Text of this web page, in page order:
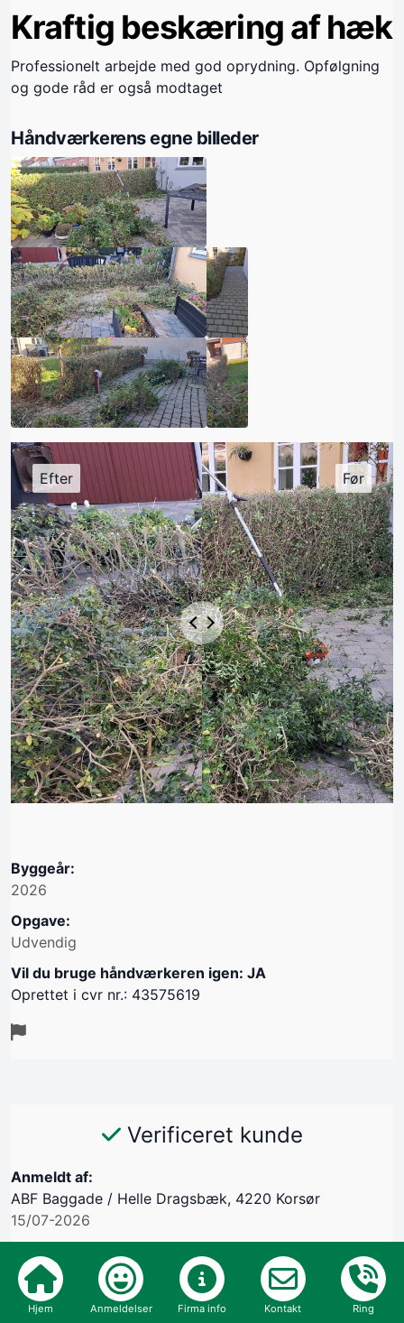
Kraftig beskæring af hæk
Professionelt arbejde med god oprydning. Opfølgning
og gode råd er også modtaget
Håndværkerens egne billeder
Byggeår:
2026
Opgave:
Udvendig
Vil du bruge håndværkeren igen: JA
Oprettet i cvr nr.: 43575619
Verificeret kunde
Anmeldt af:
ABF Baggade / Helle Dragsbæk, 4220 Korsør
15/07-2026
Kommunikation
Aftale
Hjem Anmeldelser Firma info Kontakt Ring